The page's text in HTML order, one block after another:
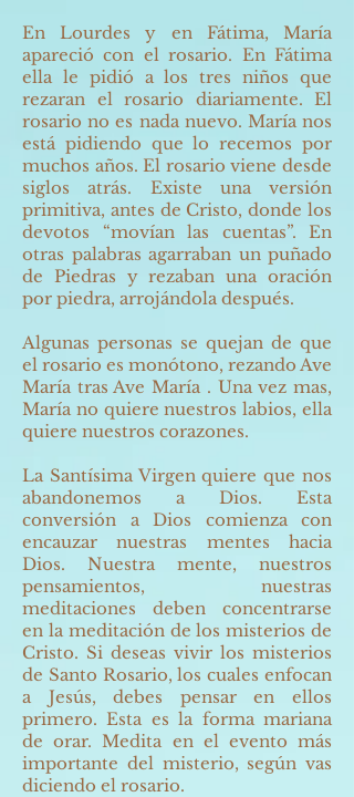
En Lourdes y en Fátima, María
apareció con el rosario. En Fátima
ella le pidió a los tres niños que
rezaran el rosario diariamente. El
rosario no es nada nuevo. María nos
está pidiendo que lo recemos por
muchos años. El rosario viene desde
siglos atrás. Existe una versión
primitiva, antes de Cristo, donde los
devotos “movían las cuentas”. En
otras palabras agarraban un puñado
de Piedras y rezaban una oración
por piedra, arrojándola después.
Algunas personas se quejan de que
el rosario es monótono, rezando Ave
María tras Ave María . Una vez mas,
María no quiere nuestros labios, ella
quiere nuestros corazones.
La Santísima Virgen quiere que nos
abandonemos a Dios. Esta
conversión a Dios comienza con
encauzar nuestras mentes hacia
Dios. Nuestra mente, nuestros
pensamientos, nuestras
meditaciones deben concentrarse
en la meditación de los misterios de
Cristo. Si deseas vivir los misterios
de Santo Rosario, los cuales enfocan
a Jesús, debes pensar en ellos
primero. Esta es la forma mariana
de orar. Medita en el evento más
importante del misterio, según vas
diciendo el rosario.